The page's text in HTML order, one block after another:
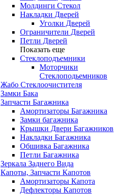
Молдинги Стекол
Накладки Дверей
Уголки Дверей
Ограничители Дверей
Петли Дверей
Показать еще
Стеклоподъемники
Моторчики
Стеклоподьемников
Жабо Стеклоочистителя
Замки Бака
Запчасти Багажника
Амортизаторы Багажника
Замки багажника
Крышки Двери Багажников
Накладки Багажника
Обшивка Багажника
Петли Багажника
Зеркала Заднего Вида
Капоты, Запчасти Капотов
Амортизаторы Капота
Дефлекторы Капотов